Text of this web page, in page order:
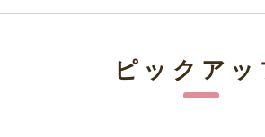
ピックアッ